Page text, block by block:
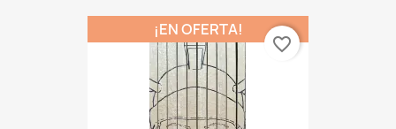
¡EN OFERTA!
favorite_border